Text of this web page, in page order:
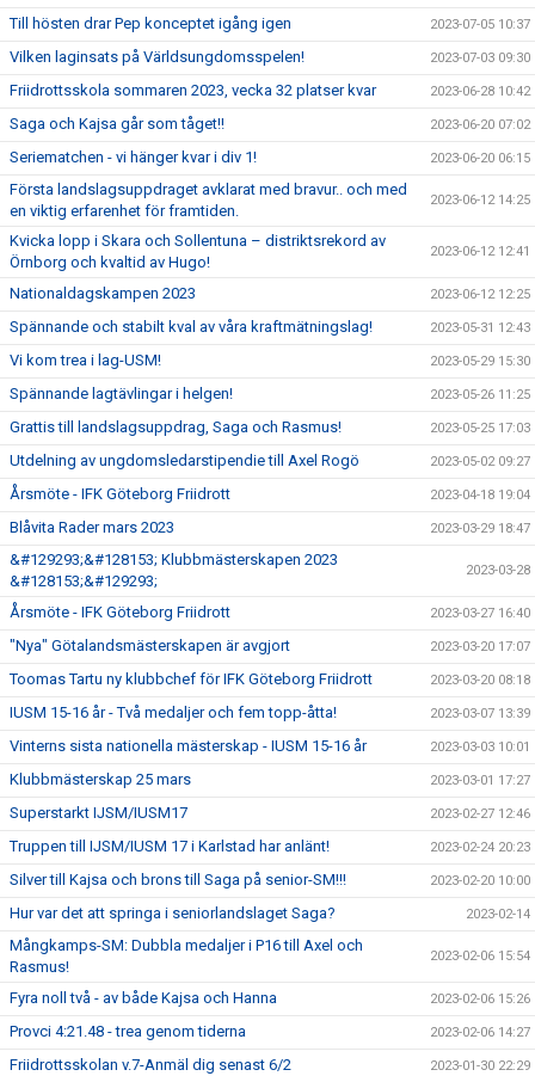
Till hösten drar Pep konceptet igång igen 2023-07-05 10:37
Vilken laginsats på Världsungdomsspelen! 2023-07-03 09:30
Friidrottsskola sommaren 2023, vecka 32 platser kvar 2023-06-28 10:42
Saga och Kajsa går som tåget!! 2023-06-20 07:02
Seriematchen - vi hänger kvar i div 1! 2023-06-20 06:15
Första landslagsuppdraget avklarat med bravur.. och med
en viktig erfarenhet för framtiden.
2023-06-12 14:25
Kvicka lopp i Skara och Sollentuna – distriktsrekord av
Örnborg och kvaltid av Hugo!
2023-06-12 12:41
Nationaldagskampen 2023 2023-06-12 12:25
Spännande och stabilt kval av våra kraftmätningslag! 2023-05-31 12:43
Vi kom trea i lag-USM! 2023-05-29 15:30
Spännande lagtävlingar i helgen! 2023-05-26 11:25
Grattis till landslagsuppdrag, Saga och Rasmus! 2023-05-25 17:03
Utdelning av ungdomsledarstipendie till Axel Rogö 2023-05-02 09:27
Årsmöte - IFK Göteborg Friidrott 2023-04-18 19:04
Blåvita Rader mars 2023 2023-03-29 18:47
&#129293;&#128153; Klubbmästerskapen 2023
&#128153;&#129293;
2023-03-28
Årsmöte - IFK Göteborg Friidrott 2023-03-27 16:40
"Nya" Götalandsmästerskapen är avgjort 2023-03-20 17:07
Toomas Tartu ny klubbchef för IFK Göteborg Friidrott 2023-03-20 08:18
IUSM 15-16 år - Två medaljer och fem topp-åtta! 2023-03-07 13:39
Vinterns sista nationella mästerskap - IUSM 15-16 år 2023-03-03 10:01
Klubbmästerskap 25 mars 2023-03-01 17:27
Superstarkt IJSM/IUSM17 2023-02-27 12:46
Truppen till IJSM/IUSM 17 i Karlstad har anlänt! 2023-02-24 20:23
Silver till Kajsa och brons till Saga på senior-SM!!! 2023-02-20 10:00
Hur var det att springa i seniorlandslaget Saga? 2023-02-14
Mångkamps-SM: Dubbla medaljer i P16 till Axel och
Rasmus!
2023-02-06 15:54
Fyra noll två - av både Kajsa och Hanna 2023-02-06 15:26
Provci 4:21.48 - trea genom tiderna 2023-02-06 14:27
Friidrottsskolan v.7-Anmäl dig senast 6/2 2023-01-30 22:29